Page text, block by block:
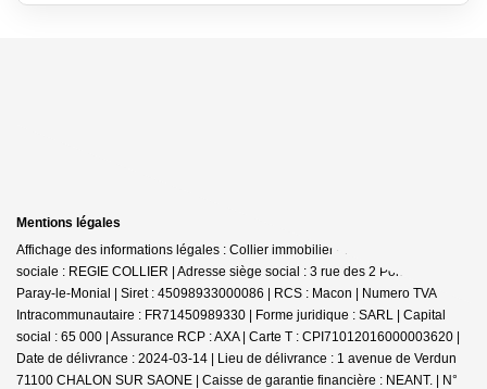
Mentions légales
Affichage des informations légales : Collier immobilier - Paray | Raison
sociale : REGIE COLLIER | Adresse siège social : 3 rue des 2 Ponts - 71600
Paray-le-Monial | Siret : 45098933000086 | RCS : Macon | Numero TVA
Intracommunautaire : FR71450989330 | Forme juridique : SARL | Capital
social : 65 000 | Assurance RCP : AXA | Carte T : CPI71012016000003620 |
Date de délivrance : 2024-03-14 | Lieu de délivrance : 1 avenue de Verdun
71100 CHALON SUR SAONE | Caisse de garantie financière : NEANT. | N°